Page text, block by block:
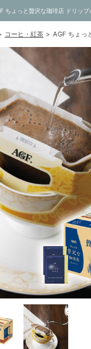
コーヒ・紅茶 AGF ちょっ